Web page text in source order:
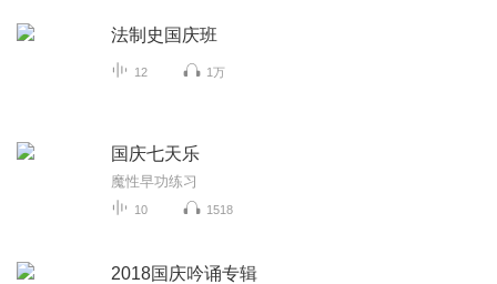
法制史国庆班
12 1万
国庆七天乐
魔性早功练习
10 1518
2018国庆吟诵专辑